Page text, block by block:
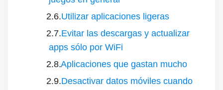
Utilizar aplicaciones ligeras
Evitar las descargas y actualizar
apps sólo por WiFi
Aplicaciones que gastan mucho
Desactivar datos móviles cuando